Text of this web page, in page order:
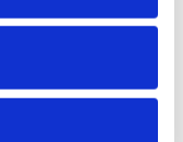
og
varierer fra
anbefaler derfor,
blomsterbutik